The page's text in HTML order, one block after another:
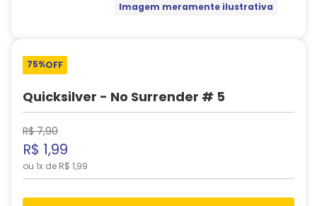
Imagem meramente ilustrativa
75%OFF
Quicksilver - No Surrender # 5
R$ 7,90
R$ 1,99
ou 1x de R$ 1,99